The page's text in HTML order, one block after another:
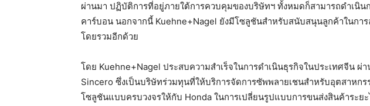
ผ่านมา ปฏิบัติการที่อยู่ภายใต้การควบคุมของบริษัทฯ ​ทั้งหมดก็สามารถดำเนิน
คาร์บอน นอกจากนี้ Kuehne+Nagel ยังมีโซลูชันสำหรับสนับสนุนลูกค้าในกา
โดยรวมอีกด้วย
โดย Kuehne+Nagel ประสบความสำเร็จในการดำเนินธุรกิจในประเทศจีน ผ่า
Sincero ซึ่งเป็นบริษัทร่วมทุนที่ให้บริการจัดการซัพพลายเชนสำหรับอุตสาหก
โซลูชันแบบครบวงจรให้กับ Honda ในการเปลี่ยนรูปแบบการขนส่งสินค้าระย